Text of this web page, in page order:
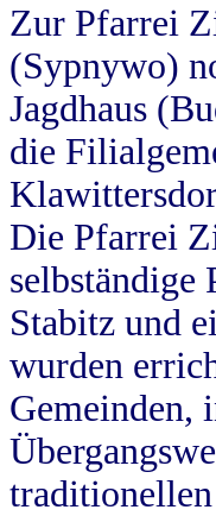
Zur Pfarrei
(Sypnywo)
Jagdhaus
die
Die Pfarrei
Stabitz und
wurden
Gemeinden,